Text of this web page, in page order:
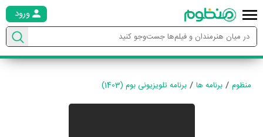
ورود
منظوم برنامه ها برنامه تلویزیونی بوم (1403)